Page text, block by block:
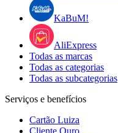
KaBuM!
AliExpress
Todas as marcas
Todas as categorias
Todas as subcategorias
Serviços e benefícios
Cartão Luiza
Cliente Ouro